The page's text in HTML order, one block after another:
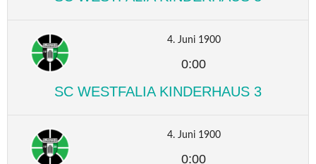
4. Juni 1900
0:00
SC WESTFALIA KINDERHAUS 3
4. Juni 1900
0:00